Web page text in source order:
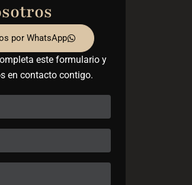
por WhatsApp
este formulario y
en contacto contigo.